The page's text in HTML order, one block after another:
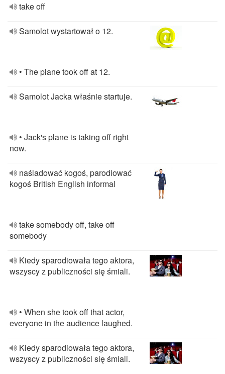
take off
Samolot wystartował o 12.
• The plane took off at 12.
Samolot Jacka właśnie startuje.
• Jack's plane is taking off right
now.
naśladować kogoś, parodiować
kogoś British English informal
take somebody off, take off
somebody
Kiedy sparodiowała tego aktora,
wszyscy z publiczności się śmiali.
• When she took off that actor,
everyone in the audience laughed.
Kiedy sparodiowała tego aktora,
wszyscy z publiczności się śmiali.